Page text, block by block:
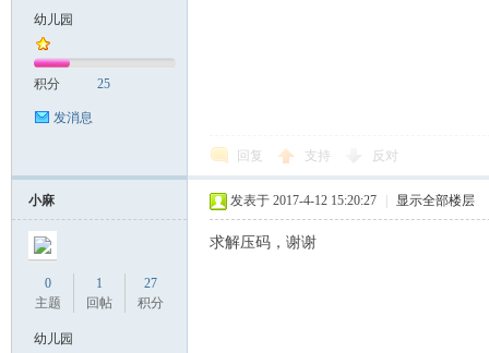
幼儿园
积分 25
发消息
回复 支持 反对
小麻
0
主题
1
回帖
27
积分
幼儿园
发表于 2017-4-12 15:20:27 显示全部楼层
求解压码，谢谢